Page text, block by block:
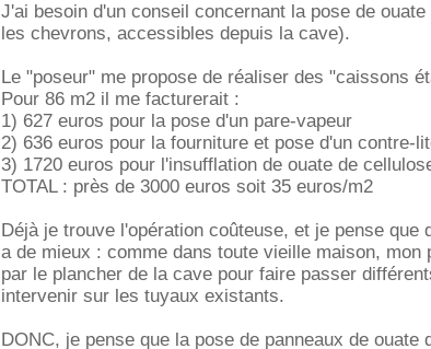
J'ai besoin d'un conseil concernant la pose de
les chevrons, accessibles depuis la cave).
Le "poseur" me propose de réaliser des "caissons
Pour 86 m2 il me facturerait :
1) 627 euros pour la pose d'un pare-vapeur
2) 636 euros pour la fourniture et pose d'un contre-
3) 1720 euros pour l'insufflation de ouate de
TOTAL : près de 3000 euros soit 35 euros/m2
Déjà je trouve l'opération coûteuse, et je pense
a de mieux : comme dans toute vieille maison,
par le plancher de la cave pour faire passer
intervenir sur les tuyaux existants.
DONC, je pense que la pose de panneaux de